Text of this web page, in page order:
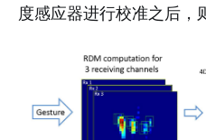
度感应器进行校准之后，